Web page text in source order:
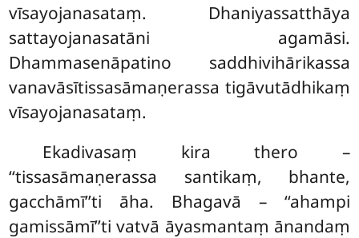
vīsayojanasataṃ. Dhaniyassatthāya
sattayojanasatāni agamāsi.
Dhammasenāpatino saddhivihārikassa
vanavāsītissasāmaṇerassa tigāvutādhikaṃ
vīsayojanasataṃ.
Ekadivasaṃ kira thero –
‘‘tissasāmaṇerassa santikaṃ, bhante,
gacchāmī’’ti āha. Bhagavā – ‘‘ahampi
gamissāmī’’ti vatvā āyasmantaṃ ānandaṃ